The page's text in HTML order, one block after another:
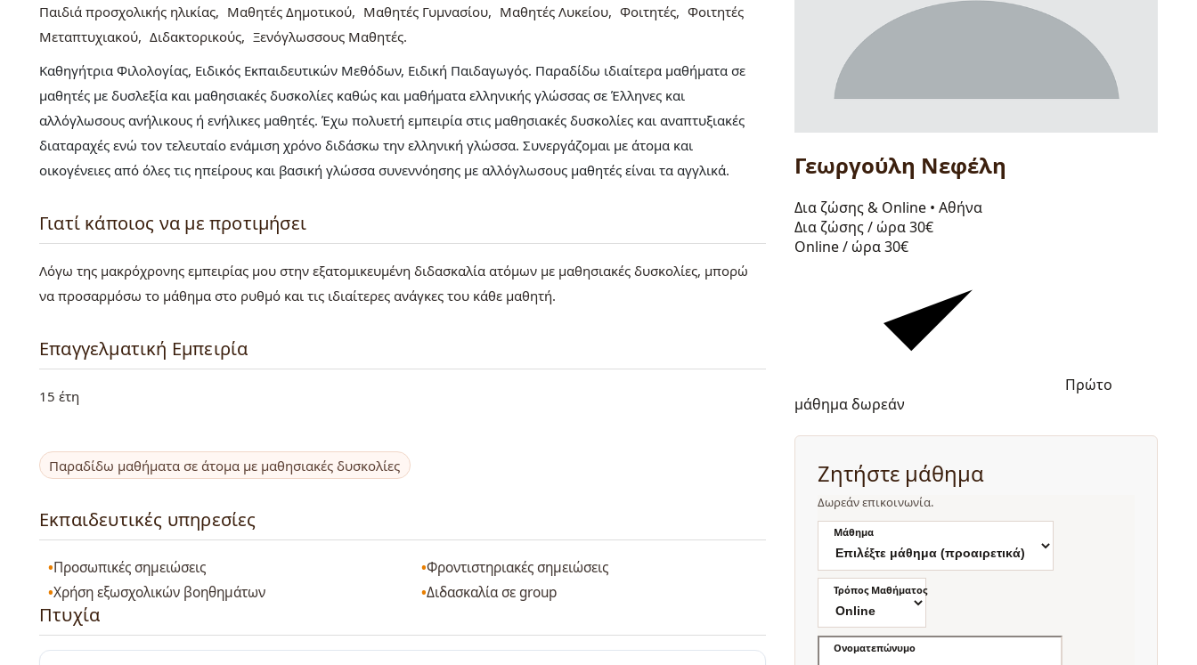
Παιδιά προσχολικής ηλικίας Μαθητές Δημοτικού Μαθητές Γυμνασίου Μαθητές Λυκείου Φοιτητές
Φοιτητές
Μεταπτυχιακού
Διδακτορικούς
Ξενόγλωσσους Μαθητές
Καθηγήτρια Φιλολογίας, Ειδικός Εκπαιδευτικών Μεθόδων, Ειδική Παιδαγωγός. Παραδίδω ιδιαίτερα μαθήματα σε
μαθητές με δυσλεξία και μαθησιακές δυσκολίες καθώς και μαθήματα ελληνικής γλώσσας σε Έλληνες και
αλλόγλωσους ανήλικους ή ενήλικες μαθητές. Έχω πολυετή εμπειρία στις μαθησιακές δυσκολίες και αναπτυξιακές
διαταραχές ενώ τον τελευταίο ενάμιση χρόνο διδάσκω την ελληνική γλώσσα. Συνεργάζομαι με άτομα και
οικογένειες από όλες τις ηπείρους και βασική γλώσσα συνεννόησης με αλλόγλωσους μαθητές είναι τα αγγλικά.
Γιατί κάποιος να με προτιμήσει
Λόγω της μακρόχρονης εμπειρίας μου στην εξατομικευμένη διδασκαλία ατόμων με μαθησιακές δυσκολίες, μπορώ
να προσαρμόσω το μάθημα στο ρυθμό και τις ιδιαίτερες ανάγκες του κάθε μαθητή.
Επαγγελματική Εμπειρία
15 έτη
Παραδίδω μαθήματα σε άτομα με μαθησιακές δυσκολίες
Εκπαιδευτικές υπηρεσίες
Προσωπικές σημειώσεις
Φροντιστηριακές σημειώσεις
Χρήση εξωσχολικών βοηθημάτων
Διδασκαλία σε group
Πτυχία
Γεωργούλη Νεφέλη
Δια ζώσης & Online • Αθήνα
Δια ζώσης / ώρα30€
Online / ώρα30€
Πρώτο
μάθημα δωρεάν
Ζητήστε μάθημα
Δωρεάν επικοινωνία.
Μάθημα
Τρόπος Μαθήματος
Ονοματεπώνυμο